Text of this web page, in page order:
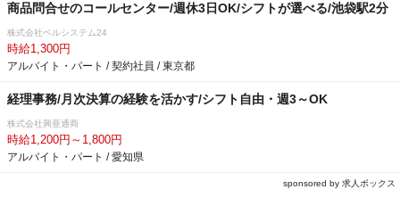
商品問合せのコールセンター/週休3日OK/シフトが選べる/池袋駅2分
株式会社ベルシステム24
時給1,300円
アルバイト・パート / 契約社員 / 東京都
経理事務/月次決算の経験を活かす/シフト自由・週3～OK
株式会社興亜通商
時給1,200円～1,800円
アルバイト・パート / 愛知県
sponsored by 求人ボックス